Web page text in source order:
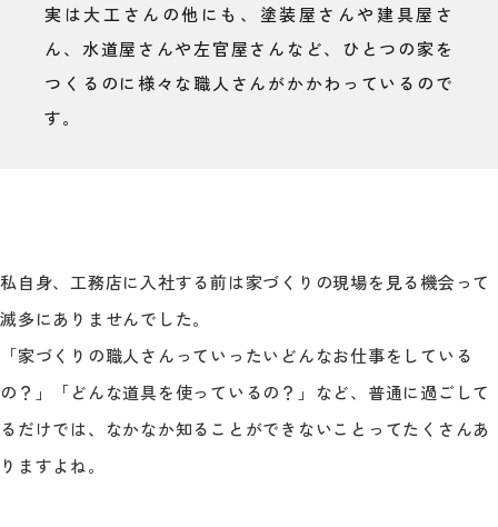
実は大工さんの他にも、塗装屋さんや建具屋さ
ん、水道屋さんや左官屋さんなど、ひとつの家を
つくるのに様々な職人さんがかかわっているので
す。
私自身、工務店に入社する前は家づくりの現場を見る機会って
滅多にありませんでした。
「家づくりの職人さんっていったいどんなお仕事をしている
の？」「どんな道具を使っているの？」など、普通に過ごして
るだけでは、なかなか知ることができないことってたくさんあ
りますよね。